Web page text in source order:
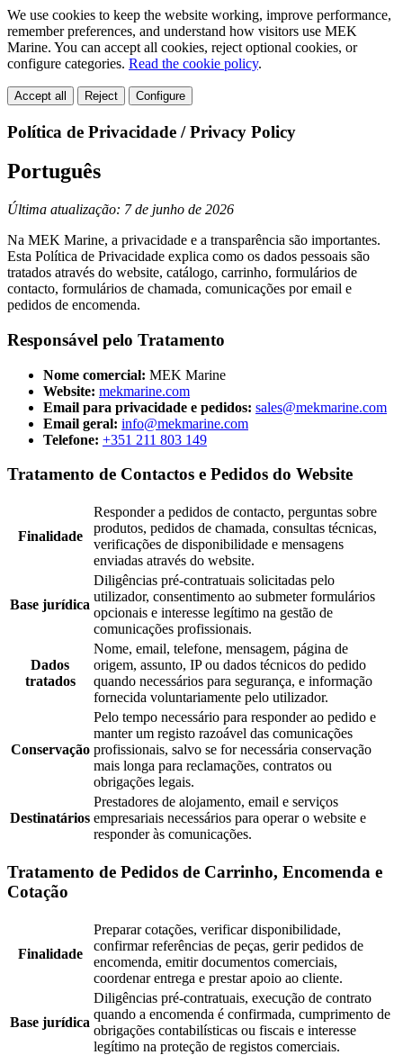
We use cookies to keep the website working, improve performance,
remember preferences, and understand how visitors use MEK
Marine. You can accept all cookies, reject optional cookies, or
configure categories. Read the cookie policy.
Accept all Reject Configure
Política de Privacidade / Privacy Policy
Português
Última atualização: 7 de junho de 2026
Na MEK Marine, a privacidade e a transparência são importantes.
Esta Política de Privacidade explica como os dados pessoais são
tratados através do website, catálogo, carrinho, formulários de
contacto, formulários de chamada, comunicações por email e
pedidos de encomenda.
Responsável pelo Tratamento
Nome comercial: MEK Marine
Website: mekmarine.com
Email para privacidade e pedidos: sales@mekmarine.com
Email geral: info@mekmarine.com
Telefone: +351 211 803 149
Tratamento de Contactos e Pedidos do Website
Finalidade
Responder a pedidos de contacto, perguntas sobre
produtos, pedidos de chamada, consultas técnicas,
verificações de disponibilidade e mensagens
enviadas através do website.
Base jurídica
Diligências pré-contratuais solicitadas pelo
utilizador, consentimento ao submeter formulários
opcionais e interesse legítimo na gestão de
comunicações profissionais.
Dados
tratados
Nome, email, telefone, mensagem, página de
origem, assunto, IP ou dados técnicos do pedido
quando necessários para segurança, e informação
fornecida voluntariamente pelo utilizador.
Conservação
Pelo tempo necessário para responder ao pedido e
manter um registo razoável das comunicações
profissionais, salvo se for necessária conservação
mais longa para reclamações, contratos ou
obrigações legais.
Destinatários
Prestadores de alojamento, email e serviços
empresariais necessários para operar o website e
responder às comunicações.
Tratamento de Pedidos de Carrinho, Encomenda e
Cotação
Finalidade
Preparar cotações, verificar disponibilidade,
confirmar referências de peças, gerir pedidos de
encomenda, emitir documentos comerciais,
coordenar entrega e prestar apoio ao cliente.
Base jurídica
Diligências pré-contratuais, execução de contrato
quando a encomenda é confirmada, cumprimento de
obrigações contabilísticas ou fiscais e interesse
legítimo na proteção de registos comerciais.